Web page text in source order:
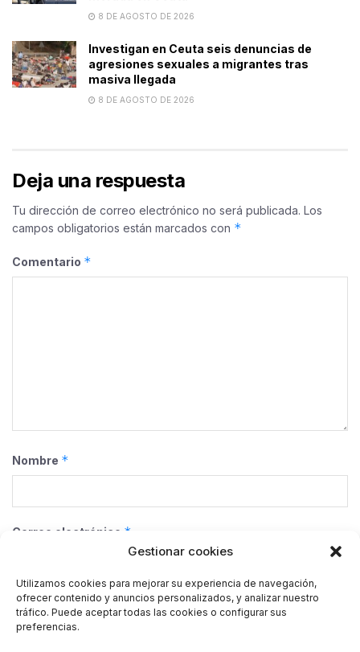
Gestionar cookies
Utilizamos cookies para mejorar su experiencia de navegación,
ofrecer contenido y anuncios personalizados, y analizar nuestro
tráfico. Puede aceptar todas las cookies o configurar sus
preferencias.
8 DE AGOSTO DE 2026
Investigan en Ceuta seis denuncias de
agresiones sexuales a migrantes tras
masiva llegada
8 DE AGOSTO DE 2026
Deja una respuesta
Tu dirección de correo electrónico no será publicada. Los
campos obligatorios están marcados con *
Comentario *
Nombre *
Correo electrónico *
Web